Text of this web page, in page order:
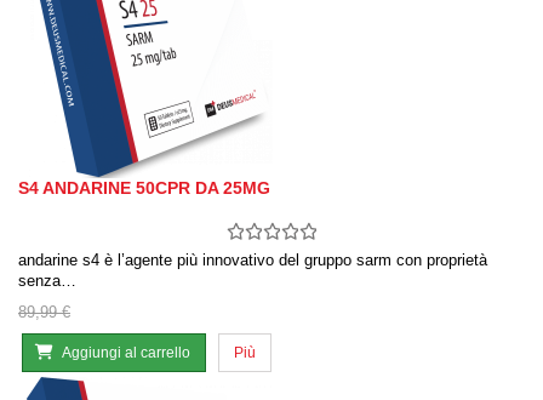
S4 ANDARINE 50CPR DA 25MG
andarine s4 è l’agente più innovativo del gruppo sarm con proprietà
senza…
89,99 €
Aggiungi al carrello Più